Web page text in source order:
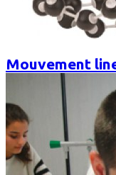
Mouvement